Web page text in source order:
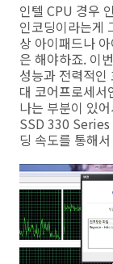
인텔 CPU 경우
인코딩이라는게
상 아이패드나
은 해야하죠. 이
성능과 전력적인
대 코어프로세
나는 부분이 있
SSD 330 Series
딩 속도를 통해